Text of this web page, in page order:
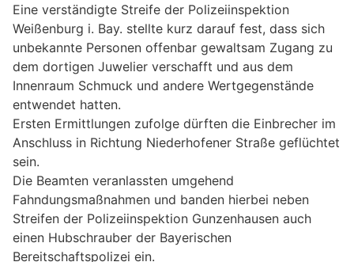
Eine verständigte Streife der Polizeiinspektion
Weißenburg i. Bay. stellte kurz darauf fest, dass sich
unbekannte Personen offenbar gewaltsam Zugang zu
dem dortigen Juwelier verschafft und aus dem
Innenraum Schmuck und andere Wertgegenstände
entwendet hatten.
Ersten Ermittlungen zufolge dürften die Einbrecher im
Anschluss in Richtung Niederhofener Straße geflüchtet
sein.
Die Beamten veranlassten umgehend
Fahndungsmaßnahmen und banden hierbei neben
Streifen der Polizeiinspektion Gunzenhausen auch
einen Hubschrauber der Bayerischen
Bereitschaftspolizei ein.